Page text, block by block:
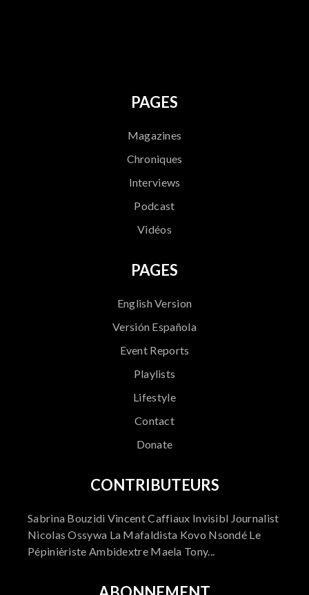
PAGES
Magazines
Chroniques
Interviews
Podcast
Vidéos
PAGES
English Version
Versión Española
Event Reports
Playlists
Lifestyle
Contact
Donate
CONTRIBUTEURS
Sabrina Bouzidi Vincent Caffiaux Invisibl Journalist
Nicolas Ossywa La Mafaldista Kovo Nsondé Le
Pépinièriste Ambidextre Maela Tony...